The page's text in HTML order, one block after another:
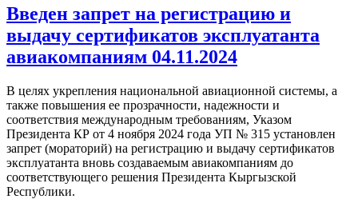
Введен запрет на регистрацию и
выдачу сертификатов эксплуатанта
авиакомпаниям 04.11.2024
В целях укрепления национальной авиационной системы, а
также повышения ее прозрачности, надежности и
соответствия международным требованиям, Указом
Президента КР от 4 ноября 2024 года УП № 315 установлен
запрет (мораторий) на регистрацию и выдачу сертификатов
эксплуатанта вновь создаваемым авиакомпаниям до
соответствующего решения Президента Кыргызской
Республики.